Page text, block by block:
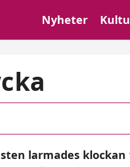
Nyheter
larmades